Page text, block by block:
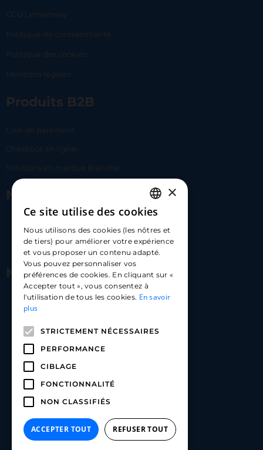
CGU Lemonway
Politique de confidentialité
Politique des cookies
Mentions légales
Produits B2B
Lien de paiement
Checkout en ligne
Solutions en marque blanche
Nous contacter
hello@carloapp.com
Nous suivre
Carlo App | Instagram
Carlo App | Linkedin
FRENCH
ENGLISH
SPANISH
×
Ce site utilise des cookies
Nous utilisons des cookies (les nôtres et
de tiers) pour améliorer votre expérience
et vous proposer un contenu adapté.
Vous pouvez personnaliser vos
préférences de cookies. En cliquant sur «
Accepter tout », vous consentez à
l'utilisation de tous les cookies. En savoir
plus
STRICTEMENT NÉCESSAIRES
PERFORMANCE
CIBLAGE
FONCTIONNALITÉ
NON CLASSIFIÉS
ACCEPTER TOUT REFUSER TOUT